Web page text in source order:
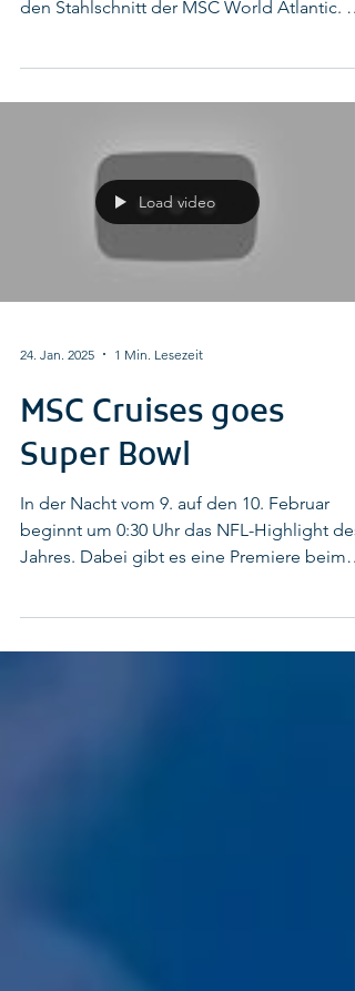
MSC World...
24. Jan. 2025 1 Min. Lesezeit
MSC Cruises goes
Super Bowl
In der Nacht vom 9. auf den 10. Februar
Super Bowl:...